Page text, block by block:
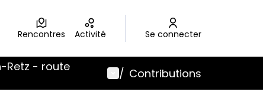
Rencontres Activité Se connecter
Retz - route
Menu utilisateur
/ Contributions